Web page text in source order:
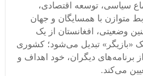
سیاسی، توسعه اقتصادی،
متوازن با همسایگان و جهان
وضعیتی، افغانستان از یک
«بازیگر» تبدیل می‌شود؛ کشوری
برنامه‌های دیگران، خود اهداف و
می‌کند.